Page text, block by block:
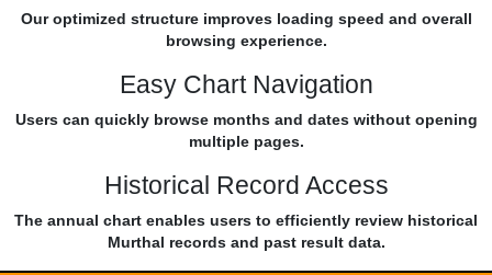
Our optimized structure improves loading speed and overall
browsing experience.
Easy Chart Navigation
Users can quickly browse months and dates without opening
multiple pages.
Historical Record Access
The annual chart enables users to efficiently review historical
Murthal records and past result data.